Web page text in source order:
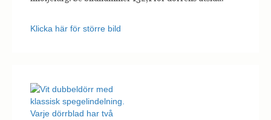
Klicka här för större bild